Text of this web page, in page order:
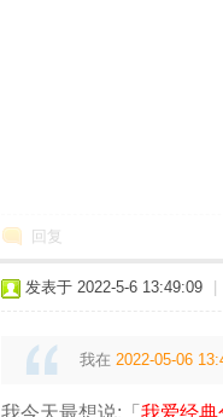
回复
发表于 2022-5-6 13:49:09
我在 2022-05-06
我今天最想说:「 我爱经典